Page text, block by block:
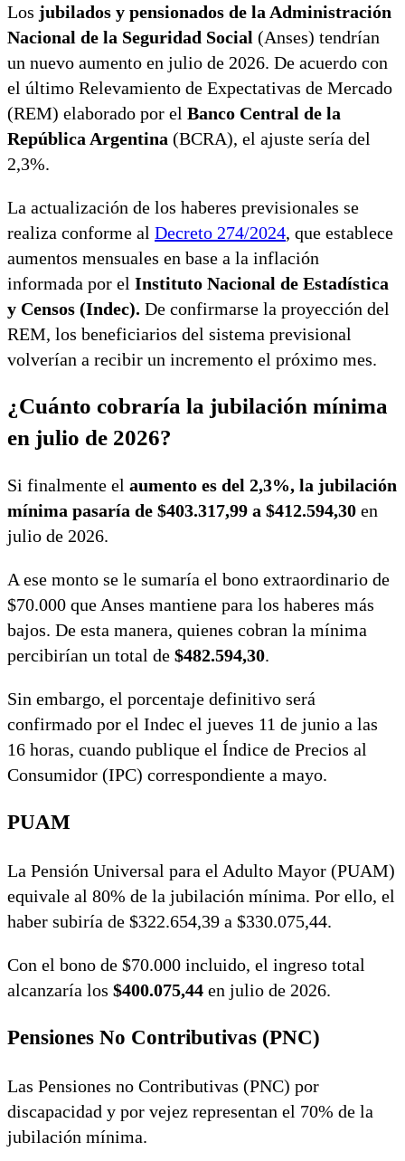
Los jubilados y pensionados de la Administración
Nacional de la Seguridad Social (Anses) tendrían
un nuevo aumento en julio de 2026. De acuerdo con
el último Relevamiento de Expectativas de Mercado
(REM) elaborado por el Banco Central de la
República Argentina (BCRA), el ajuste sería del
2,3%.
La actualización de los haberes previsionales se
realiza conforme al Decreto 274/2024, que establece
aumentos mensuales en base a la inflación
informada por el Instituto Nacional de Estadística
y Censos (Indec). De confirmarse la proyección del
REM, los beneficiarios del sistema previsional
volverían a recibir un incremento el próximo mes.
¿Cuánto cobraría la jubilación mínima
en julio de 2026?
Si finalmente el aumento es del 2,3%, la jubilación
mínima pasaría de $403.317,99 a $412.594,30 en
julio de 2026.
A ese monto se le sumaría el bono extraordinario de
$70.000 que Anses mantiene para los haberes más
bajos. De esta manera, quienes cobran la mínima
percibirían un total de $482.594,30.
Sin embargo, el porcentaje definitivo será
confirmado por el Indec el jueves 11 de junio a las
16 horas, cuando publique el Índice de Precios al
Consumidor (IPC) correspondiente a mayo.
PUAM
La Pensión Universal para el Adulto Mayor (PUAM)
equivale al 80% de la jubilación mínima. Por ello, el
haber subiría de $322.654,39 a $330.075,44.
Con el bono de $70.000 incluido, el ingreso total
alcanzaría los $400.075,44 en julio de 2026.
Pensiones No Contributivas (PNC)
Las Pensiones no Contributivas (PNC) por
discapacidad y por vejez representan el 70% de la
jubilación mínima.